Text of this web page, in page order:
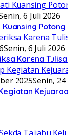
6 Juli 2026
Kuansing
Senin, 6 Juli 2026
Karena
2025Senin,